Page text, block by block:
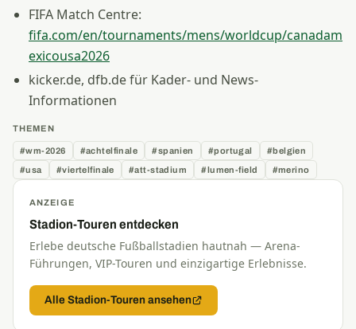
FIFA Match Centre:
fifa.com/en/tournaments/mens/worldcup/canadam
exicousa2026
kicker.de, dfb.de für Kader- und News-
Informationen
THEMEN
#wm-2026 #achtelfinale #spanien #portugal
#belgien
#usa
#viertelfinale #att-stadium #lumen-field #merino
ANZEIGE
Stadion-Touren entdecken
Erlebe deutsche Fußballstadien hautnah — Arena-
Führungen, VIP-Touren und einzigartige Erlebnisse.
Alle Stadion-Touren ansehen